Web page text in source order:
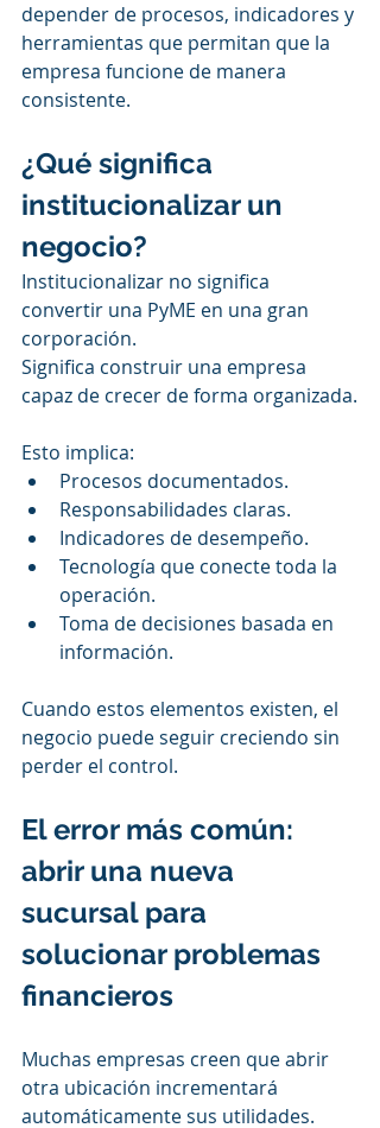
depender de procesos, indicadores y
herramientas que permitan que la
empresa funcione de manera
consistente.
¿Qué significa
institucionalizar un
negocio?
Institucionalizar no significa
convertir una PyME en una gran
corporación.
Significa construir una empresa
capaz de crecer de forma organizada.
Esto implica:
Procesos documentados.
Responsabilidades claras.
Indicadores de desempeño.
Tecnología que conecte toda la
operación.
Toma de decisiones basada en
información.
Cuando estos elementos existen, el
negocio puede seguir creciendo sin
perder el control.
El error más común:
abrir una nueva
sucursal para
solucionar problemas
financieros
Muchas empresas creen que abrir
otra ubicación incrementará
automáticamente sus utilidades.